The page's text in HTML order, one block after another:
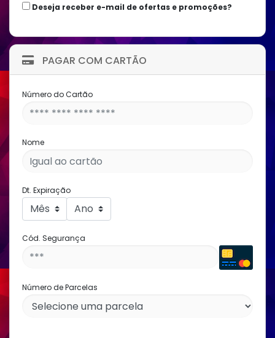
Deseja receber e-mail de ofertas e promoções?
PAGAR COM CARTÃO
Número do Cartão
Nome
Dt. Expiração
Cód. Segurança
Número de Parcelas